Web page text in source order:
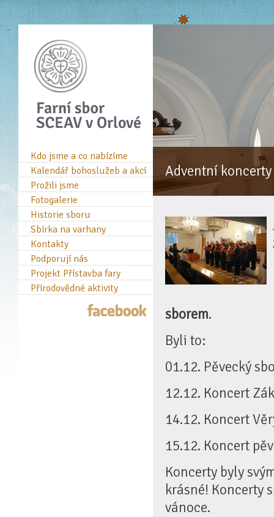
Kdo jsme a co nabízíme
Kalendář bohoslužeb a akcí
Prožili jsme
Fotogalerie
Historie sboru
Sbírka na varhany
Kontakty
Podporují nás
Projekt Přístavba fary
Přírodovědné aktivity
Adventní koncerty
sborem.
Byli to:
01.12. Pěvecký
12.12. Koncert
14.12. Koncert
15.12. Koncert
Koncerty byly
krásné! Koncerty
vánoce.